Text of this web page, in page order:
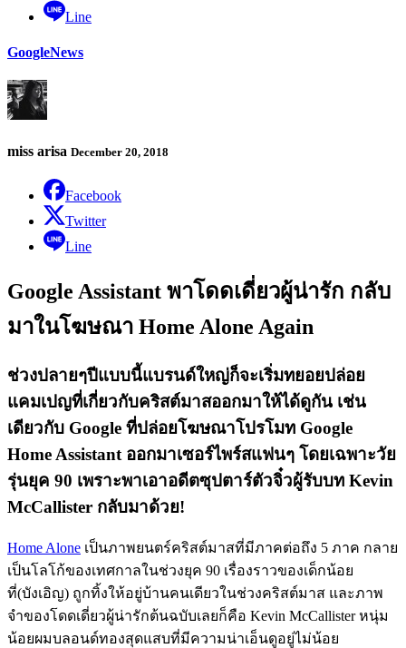
Line
GoogleNews
miss arisa December 20, 2018
Facebook
Twitter
Line
Google Assistant พาโดดเดี่ยวผู้น่ารัก กลับ
มาในโฆษณา Home Alone Again
ช่วงปลายๆปีแบบนี้แบรนด์ใหญ่ก็จะเริ่มทยอยปล่อย
แคมเปญที่เกี่ยวกับคริสต์มาสออกมาให้ได้ดูกัน เช่น
เดียวกับ Google ที่ปล่อยโฆษณาโปรโมท Google
Home Assistant ออกมาเซอร์ไพร์สแฟนๆ โดยเฉพาะวัย
รุ่นยุค 90 เพราะพาเอาอดีตซุปตาร์ตัวจิ๋วผู้รับบท Kevin
McCallister กลับมาด้วย!
Home Alone เป็นภาพยนตร์คริสต์มาสที่มีภาคต่อถึง 5 ภาค กลาย
เป็นโลโก้ของเทศกาลในช่วงยุค 90 เรื่องราวของเด็กน้อย
ที่(บังเอิญ) ถูกทิ้งให้อยู่บ้านคนเดียวในช่วงคริสต์มาส และภาพ
จำของโดดเดี่ยวผู้น่ารักต้นฉบับเลยก็คือ Kevin McCallister หนุ่ม
น้อยผมบลอนด์ทองสุดแสบที่มีความน่าเอ็นดูอยู่ไม่น้อย